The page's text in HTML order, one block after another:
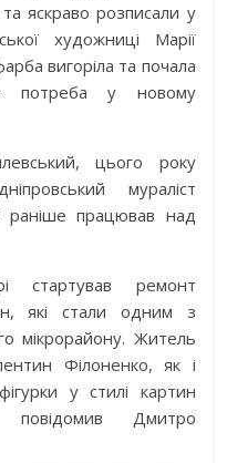
яскраво розписали у
художниці Марії
вигоріла та почала
потреба у новому
цього року
мураліст
раніше працював над
стартував ремонт
які стали одним з
мікрорайону. Житель
Філоненко, як і
у стилі картин
Дмитро